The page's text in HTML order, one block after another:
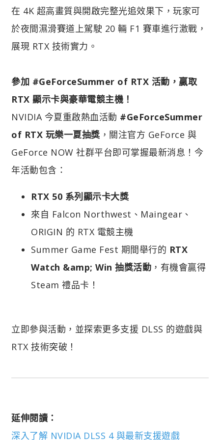
在 4K 超高畫質與開啟完整光追效果下，玩家可
於夜間濕滑賽道上駕駛 20 輛 F1 賽車進行激戰，
展現 RTX 技術實力。
參加 #GeForceSummer of RTX 活動，贏取
RTX 顯示卡與豪華電競主機！
NVIDIA 今夏重啟熱血活動 #GeForceSummer
of RTX 玩樂一夏抽獎 ，關注官方 GeForce 與
GeForce NOW 社群平台即可掌握最新消息！今
年活動包含：
RTX 50 系列顯示卡大獎
來自 Falcon Northwest、Maingear、
ORIGIN 的 RTX 電競主機
Summer Game Fest 期間舉行的 RTX
Watch &amp; Win 抽獎活動 ，有機會贏得
Steam 禮品卡！
立即參與活動，並探索更多支援 DLSS 的遊戲與
RTX 技術突破！
延伸閱讀：
深入了解 NVIDIA DLSS 4 與最新支援遊戲